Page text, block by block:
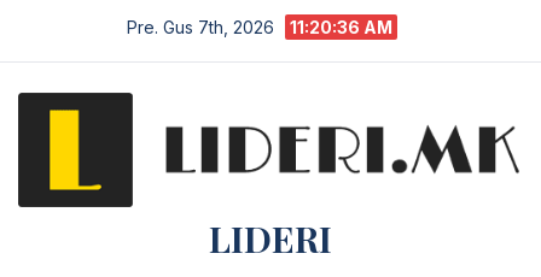
Pre. Gus 7th, 2026 11:20:37 AM
LIDERI